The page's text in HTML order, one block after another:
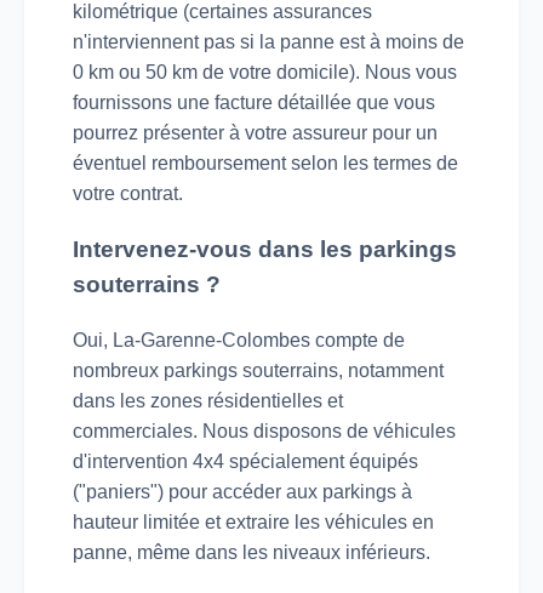
kilométrique (certaines assurances
n'interviennent pas si la panne est à moins de
0 km ou 50 km de votre domicile). Nous vous
fournissons une facture détaillée que vous
pourrez présenter à votre assureur pour un
éventuel remboursement selon les termes de
votre contrat.
Intervenez-vous dans les parkings
souterrains ?
Oui, La-Garenne-Colombes compte de
nombreux parkings souterrains, notamment
dans les zones résidentielles et
commerciales. Nous disposons de véhicules
d'intervention 4x4 spécialement équipés
("paniers") pour accéder aux parkings à
hauteur limitée et extraire les véhicules en
panne, même dans les niveaux inférieurs.